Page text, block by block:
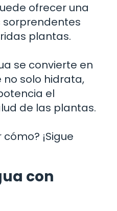
ofrecer una
sorprendentes
plantas.
se convierte en
no solo hidrata,
el
de las plantas.
¡Sigue
con